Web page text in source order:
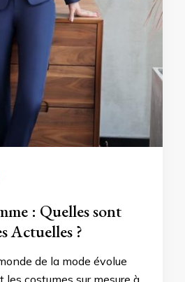
: Quelles sont
Actuelles ?
de la mode évolue
costumes sur mesure à